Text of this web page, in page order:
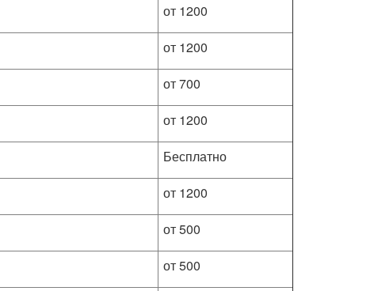
от 1200
от 1200
от 700
от 1200
Бесплатно
от 1200
от 500
от 500